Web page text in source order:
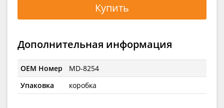
Купить
Дополнительная информация
OEM Номер
MD-8254
Упаковка
коробка